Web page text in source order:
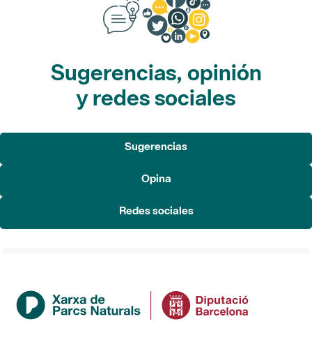
Sugerencias, opinión
y redes sociales
Sugerencias
Opina
Redes sociales